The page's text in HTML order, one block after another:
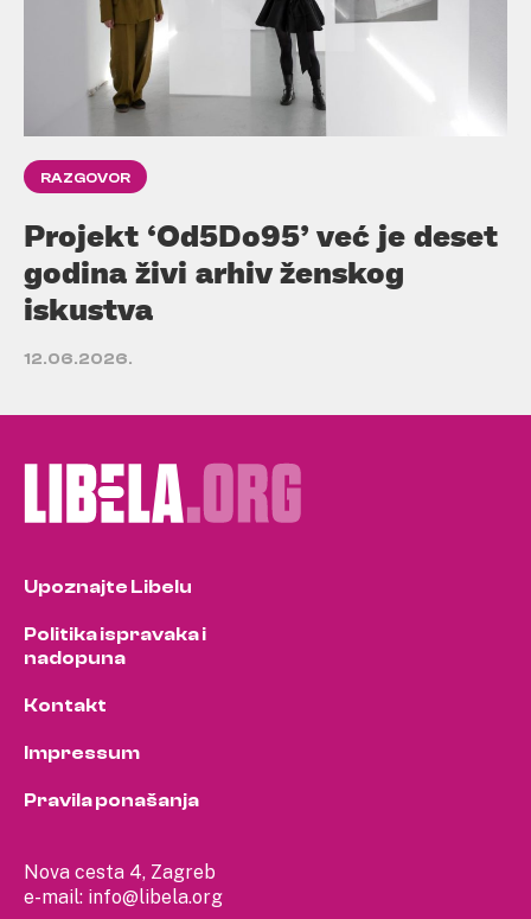
RAZGOVOR
Projekt ‘Od5Do95’ već je deset
godina živi arhiv ženskog
iskustva
12.06.2026.
Nova cesta 4, Zagreb
e-mail: info@libela.org
Upoznajte Libelu
Politika ispravaka i
nadopuna
Kontakt
Impressum
Pravila ponašanja